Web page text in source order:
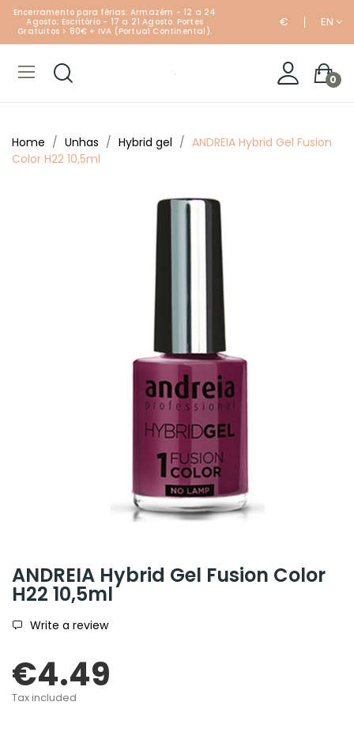
Encerramento para férias: Armazém - 12 a 24
Agosto; Escritório - 17 a 21 Agosto. Portes
Gratuitos > 80€ + IVA (Portual Continental).
€ EN
0
Home Unhas Hybrid gel
ANDREIA Hybrid Gel Fusion
Color H22 10,5ml
ANDREIA Hybrid Gel Fusion Color
H22 10,5ml
Write a review
€4.49
Tax included